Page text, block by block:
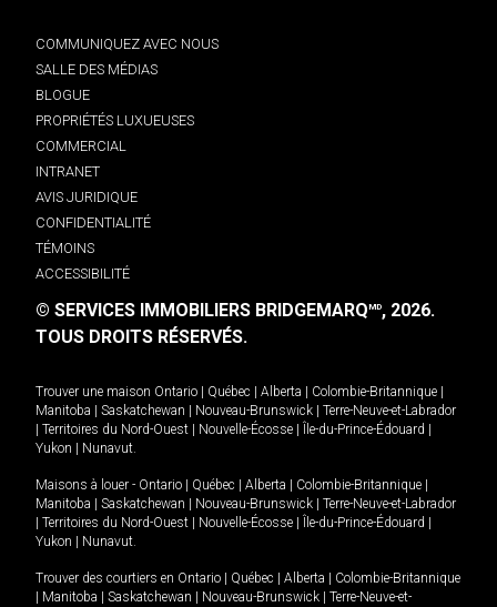
COMMUNIQUEZ AVEC NOUS
SALLE DES MÉDIAS
BLOGUE
PROPRIÉTÉS LUXUEUSES
COMMERCIAL
INTRANET
AVIS JURIDIQUE
CONFIDENTIALITÉ
TÉMOINS
ACCESSIBILITÉ
© SERVICES IMMOBILIERS BRIDGEMARQMD, 2026.
TOUS DROITS RÉSERVÉS.
Trouver une maison Ontario Québec Alberta Colombie-Britannique
Manitoba
Saskatchewan Nouveau-Brunswick
Terre-Neuve-et-Labrador
Territoires du Nord-Ouest Nouvelle-Écosse Île-du-Prince-Édouard
Yukon
Nunavut.
Maisons à louer - Ontario Québec Alberta Colombie-Britannique
Manitoba
Saskatchewan Nouveau-Brunswick
Terre-Neuve-et-Labrador
Territoires du Nord-Ouest Nouvelle-Écosse Île-du-Prince-Édouard
Yukon
Nunavut.
Trouver des courtiers en Ontario Québec Alberta
Colombie-Britannique
Manitoba Saskatchewan Nouveau-Brunswick
Terre-Neuve-et-